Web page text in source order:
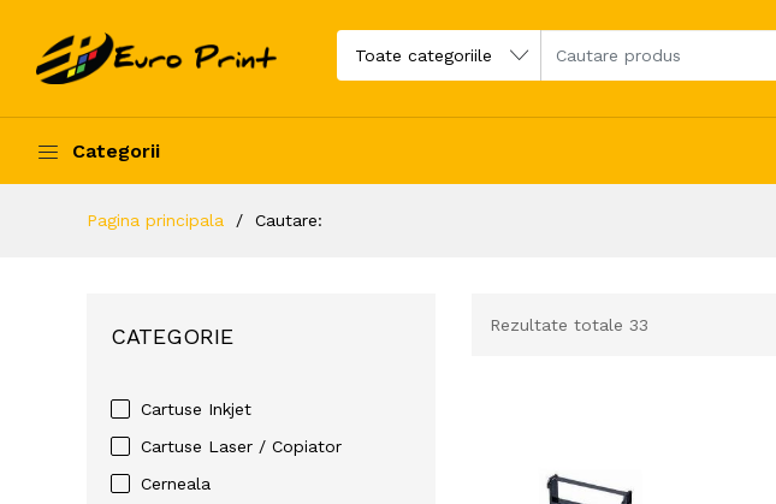
Categorii
Pagina principala Cautare:
CATEGORIE
Cartuse Inkjet
Cartuse Laser / Copiator
Cerneala
Rezultate totale 33